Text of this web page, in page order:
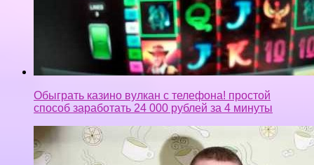
Обыграть казино вулкан с телефона! простой
способ заработать 24 000 рублей за 4 минуты